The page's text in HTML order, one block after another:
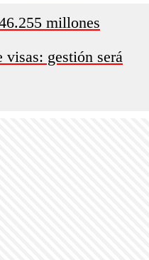
millones
visas: gestión será